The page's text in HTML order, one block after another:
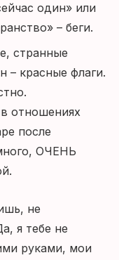
один» или
– беги.
странные
– красные флаги.
отношениях
после
ОЧЕНЬ
не
я тебе не
руками, мои